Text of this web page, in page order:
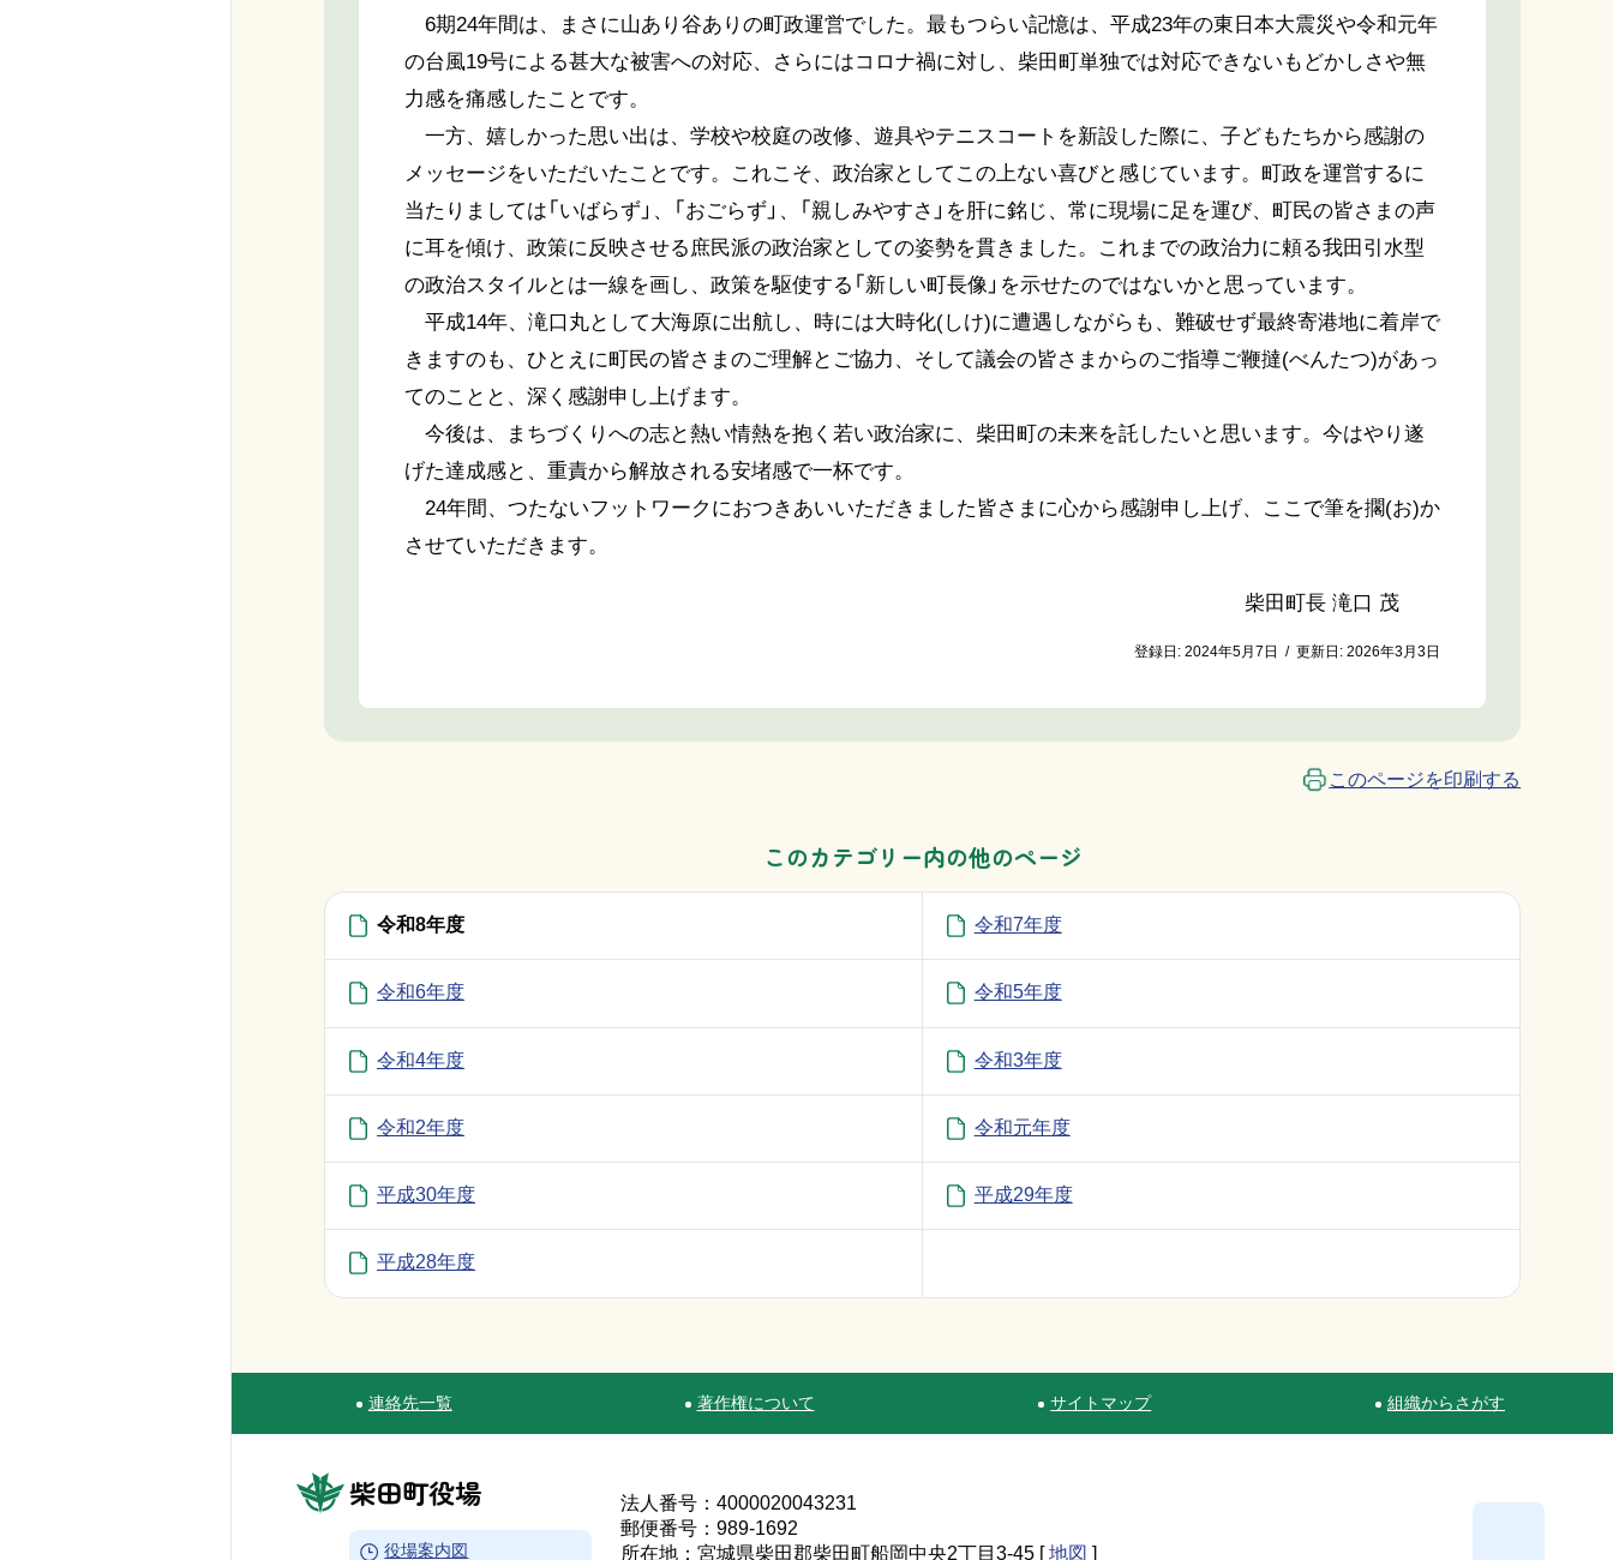
6期24年間は、まさに山あり谷ありの町政運営でした。最もつらい記憶は、平成23年の東日本大震災や令和元年
の台風19号による甚大な被害への対応、さらにはコロナ禍に対し、柴田町単独では対応できないもどかしさや無
力感を痛感したことです。
一方、嬉しかった思い出は、学校や校庭の改修、遊具やテニスコートを新設した際に、子どもたちから感謝の
メッセージをいただいたことです。これこそ、政治家としてこの上ない喜びと感じています。町政を運営するに
当たりましては「いばらず」、「おごらず」、「親しみやすさ」を肝に銘じ、常に現場に足を運び、町民の皆さまの声
に耳を傾け、政策に反映させる庶民派の政治家としての姿勢を貫きました。これまでの政治力に頼る我田引水型
の政治スタイルとは一線を画し、政策を駆使する「新しい町長像」を示せたのではないかと思っています。
平成14年、滝口丸として大海原に出航し、時には大時化(しけ)に遭遇しながらも、難破せず最終寄港地に着岸で
きますのも、ひとえに町民の皆さまのご理解とご協力、そして議会の皆さまからのご指導ご鞭撻(べんたつ)があっ
てのことと、深く感謝申し上げます。
今後は、まちづくりへの志と熱い情熱を抱く若い政治家に、柴田町の未来を託したいと思います。今はやり遂
げた達成感と、重責から解放される安堵感で一杯です。
24年間、つたないフットワークにおつきあいいただきました皆さまに心から感謝申し上げ、ここで筆を擱(お)か
させていただきます。
柴田町長 滝口 茂
登録日:2024年5月7日 / 更新日:2026年3月3日
このページを印刷する
このカテゴリー内の他のページ
令和8年度 令和7年度
令和6年度 令和5年度
令和4年度 令和3年度
令和2年度 令和元年度
平成30年度 平成29年度
平成28年度
Site Navigation
連絡先一覧 著作権について サイトマップ 組織からさがす
柴田町役場
→
役場案内図
法人番号：4000020043231
郵便番号：989-1692
所在地：宮城県柴田郡柴田町船岡中央2丁目3-45 [地図 ]